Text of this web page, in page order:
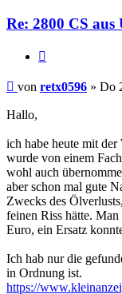
Re: 2800 CS aus
Beitrag
von retx0596 » Do
Hallo,
ich habe heute mit
wurde von einem
wohl auch
aber schon mal gute
Zwecks des
feinen Riss hätte.
Euro, ein Ersatz
Ich hab nur die
in Ordnung ist.
https://